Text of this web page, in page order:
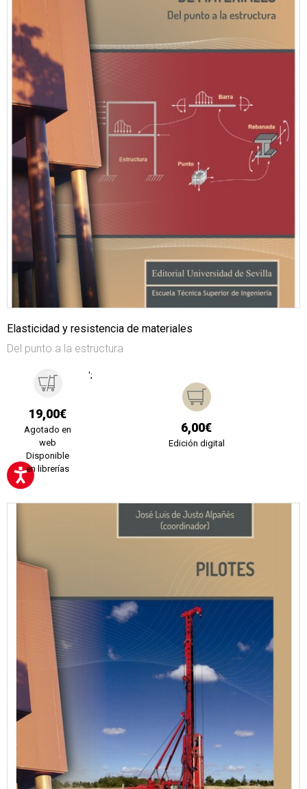
Elasticidad y resistencia de materiales
Del punto a la estructura
19,00€
Agotado en
web
Disponible
en librerías
';
6,00€
Edición digital